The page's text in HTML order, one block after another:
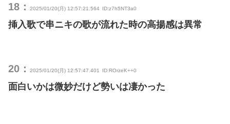
18： 2025/01/20(月) 12:57:21.564 ID:z7h5NT3a0
挿入歌で串ニキの歌が流れた時の高揚感は異常
20： 2025/01/20(月) 12:57:47.401 ID:ROrzeK++0
面白いかは微妙だけど勢いは凄かった